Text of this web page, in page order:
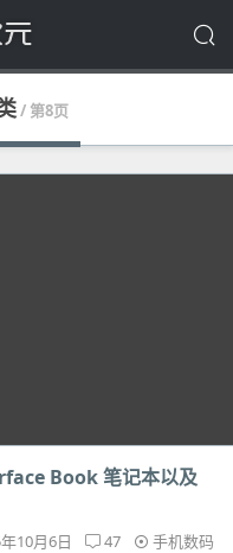
/ 第8页
Book 笔记本以及
10月6日 47 手机数码